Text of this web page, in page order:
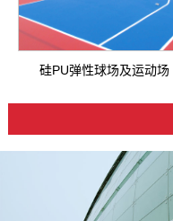
硅PU弹性球场及运动场